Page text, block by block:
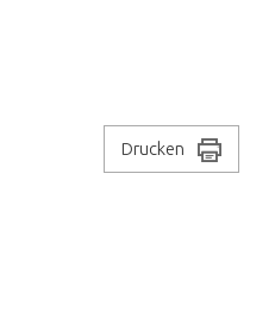
Drucken